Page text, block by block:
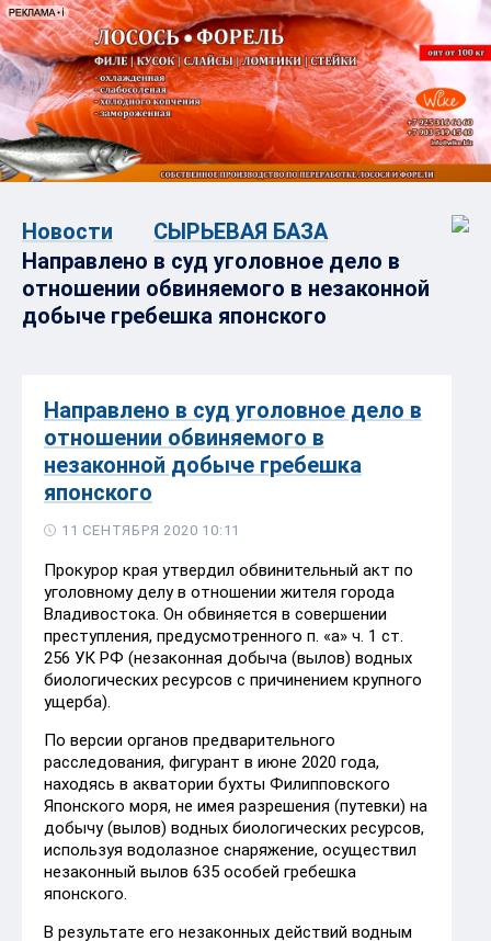
Новости
СЫРЬЕВАЯ БАЗА
Направлено в суд уголовное дело в
отношении обвиняемого в незаконной
добыче гребешка японского
Направлено в суд уголовное дело в
отношении обвиняемого в
незаконной добыче гребешка
японского
11 СЕНТЯБРЯ 2020 10:11
Прокурор края утвердил обвинительный акт по
уголовному делу в отношении жителя города
Владивостока. Он обвиняется в совершении
преступления, предусмотренного п. «а» ч. 1 ст.
256 УК РФ (незаконная добыча (вылов) водных
биологических ресурсов с причинением крупного
ущерба).
По версии органов предварительного
расследования, фигурант в июне 2020 года,
находясь в акватории бухты Филипповского
Японского моря, не имея разрешения (путевки) на
добычу (вылов) водных биологических ресурсов,
используя водолазное снаряжение, осуществил
незаконный вылов 635 особей гребешка
японского.
В результате его незаконных действий водным